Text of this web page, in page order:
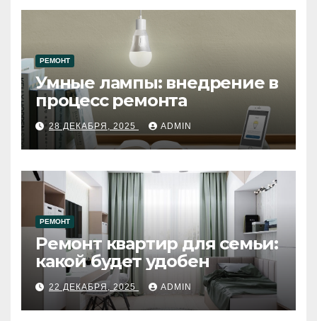
РЕМОНТ
Умные лампы: внедрение в
процесс ремонта
28 ДЕКАБРЯ, 2025 ADMIN
РЕМОНТ
Ремонт квартир для семьи:
какой будет удобен
22 ДЕКАБРЯ, 2025 ADMIN